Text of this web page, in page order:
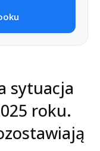
sytuacja
roku.